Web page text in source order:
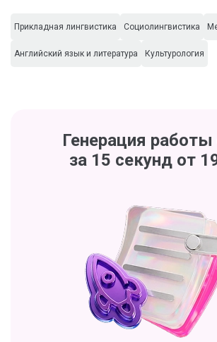
Прикладная лингвистика Социолингвистика
Английский язык и литература Культурология
Генерация
за 15 секунд от